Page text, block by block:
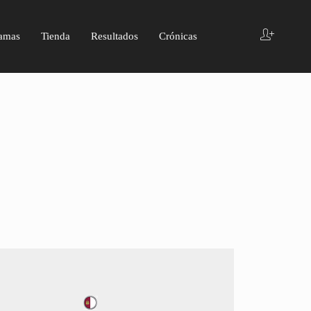
Tienda Resultados Crónicas